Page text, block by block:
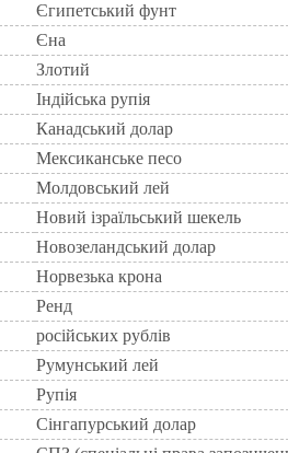
Єгипетський фунт
Єна
Злотий
Індійська рупія
Канадський долар
Мексиканське песо
Молдовський лей
Новий ізраїльський шекель
Новозеландський долар
Норвезька крона
Ренд
російських рублів
Румунський лей
Рупія
Сінгапурський долар